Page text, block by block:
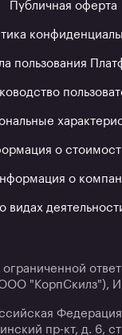
Публичная оферта
пользования
о
о
видах
"КорпСкилз"),
пр-кт, д. 6,